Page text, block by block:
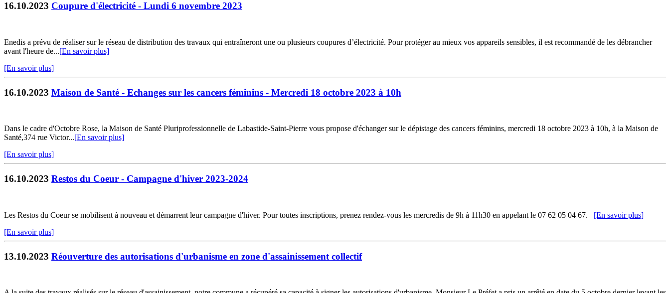
16.10.2023 Coupure d'électricité - Lundi 6 novembre 2023
Enedis a prévu de réaliser sur le réseau de distribution des travaux qui entraîneront une ou plusieurs coupures d’électricité. Pour protéger au mieux vos appareils sensibles, il est recommandé de les débrancher
avant l'heure de...[En savoir plus]
[En savoir plus]
16.10.2023 Maison de Santé - Echanges sur les cancers féminins - Mercredi 18 octobre 2023 à 10h
Dans le cadre d'Octobre Rose, la Maison de Santé Pluriprofessionnelle de Labastide-Saint-Pierre vous propose d'échanger sur le dépistage des cancers féminins, mercredi 18 octobre 2023 à 10h, à la Maison de
Santé,374 rue Victor...[En savoir plus]
[En savoir plus]
16.10.2023 Restos du Coeur - Campagne d'hiver 2023-2024
Les Restos du Coeur se mobilisent à nouveau et démarrent leur campagne d'hiver. Pour toutes inscriptions, prenez rendez-vous les mercredis de 9h à 11h30 en appelant le 07 62 05 04 67. [En savoir plus]
[En savoir plus]
13.10.2023 Réouverture des autorisations d'urbanisme en zone d'assainissement collectif